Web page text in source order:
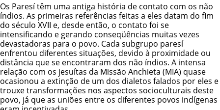
Os Paresí têm uma antiga história de contato com os não
índios. As primeiras referências feitas a eles datam do fim
do século XVII e, desde então, o contato foi se
intensificando e gerando conseqüências muitas vezes
devastadoras para o povo. Cada subgrupo paresí
enfrentou diferentes situações, devido à proximidade ou
distância que se encontraram dos não índios. A intensa
relação com os jesuítas da Missão Anchieta (MIA) quase
ocasionou a extinção de um dos dialetos falados por eles e
trouxe transformações nos aspectos socioculturais deste
povo, já que as uniões entre os diferentes povos indígenas